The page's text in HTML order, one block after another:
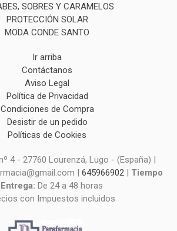
SOBRES Y CARAMELOS
PROTECCIÓN SOLAR
MODA CONDE SANTO
Ir arriba
Contáctanos
Aviso Legal
Política de Privacidad
Condiciones de Compra
Desistir de un pedido
Políticas de Cookies
4 - 27760 Lourenzá, Lugo - (España) |
| 645966902 | Tiempo
De 24 a 48 horas
con Impuestos incluidos